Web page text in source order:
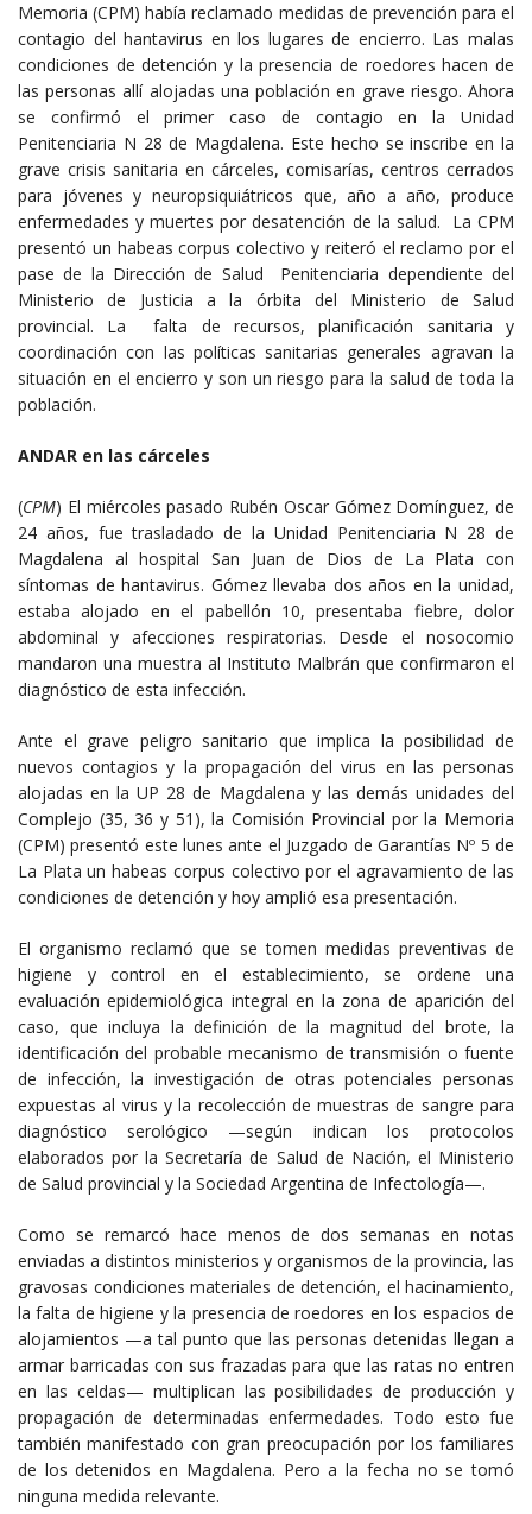
Memoria (CPM) había reclamado medidas de prevención para el
contagio del hantavirus en los lugares de encierro. Las malas
condiciones de detención y la presencia de roedores hacen de
las personas allí alojadas una población en grave riesgo. Ahora
se confirmó el primer caso de contagio en la Unidad
Penitenciaria N 28 de Magdalena. Este hecho se inscribe en la
grave crisis sanitaria en cárceles, comisarías, centros cerrados
para jóvenes y neuropsiquiátricos que, año a año, produce
enfermedades y muertes por desatención de la salud. La CPM
presentó un habeas corpus colectivo y reiteró el reclamo por el
pase de la Dirección de Salud Penitenciaria dependiente del
Ministerio de Justicia a la órbita del Ministerio de Salud
provincial. La falta de recursos, planificación sanitaria y
coordinación con las políticas sanitarias generales agravan la
situación en el encierro y son un riesgo para la salud de toda la
población.
ANDAR en las cárceles
(CPM) El miércoles pasado Rubén Oscar Gómez Domínguez, de
24 años, fue trasladado de la Unidad Penitenciaria N 28 de
Magdalena al hospital San Juan de Dios de La Plata con
síntomas de hantavirus. Gómez llevaba dos años en la unidad,
estaba alojado en el pabellón 10, presentaba fiebre, dolor
abdominal y afecciones respiratorias. Desde el nosocomio
mandaron una muestra al Instituto Malbrán que confirmaron el
diagnóstico de esta infección.
Ante el grave peligro sanitario que implica la posibilidad de
nuevos contagios y la propagación del virus en las personas
alojadas en la UP 28 de Magdalena y las demás unidades del
Complejo (35, 36 y 51), la Comisión Provincial por la Memoria
(CPM) presentó este lunes ante el Juzgado de Garantías Nº 5 de
La Plata un habeas corpus colectivo por el agravamiento de las
condiciones de detención y hoy amplió esa presentación.
El organismo reclamó que se tomen medidas preventivas de
higiene y control en el establecimiento, se ordene una
evaluación epidemiológica integral en la zona de aparición del
caso, que incluya la definición de la magnitud del brote, la
identificación del probable mecanismo de transmisión o fuente
de infección, la investigación de otras potenciales personas
expuestas al virus y la recolección de muestras de sangre para
diagnóstico serológico —según indican los protocolos
elaborados por la Secretaría de Salud de Nación, el Ministerio
de Salud provincial y la Sociedad Argentina de Infectología—.
Como se remarcó hace menos de dos semanas en notas
enviadas a distintos ministerios y organismos de la provincia, las
gravosas condiciones materiales de detención, el hacinamiento,
la falta de higiene y la presencia de roedores en los espacios de
alojamientos —a tal punto que las personas detenidas llegan a
armar barricadas con sus frazadas para que las ratas no entren
en las celdas— multiplican las posibilidades de producción y
propagación de determinadas enfermedades. Todo esto fue
también manifestado con gran preocupación por los familiares
de los detenidos en Magdalena. Pero a la fecha no se tomó
ninguna medida relevante.